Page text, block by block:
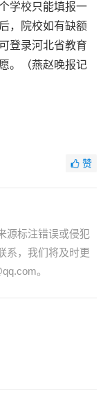
学校只能填报一
，院校如有缺额
登录河北省教育
。（燕赵晚报记
赞
源标注错误或侵犯
系，我们将及时更
。